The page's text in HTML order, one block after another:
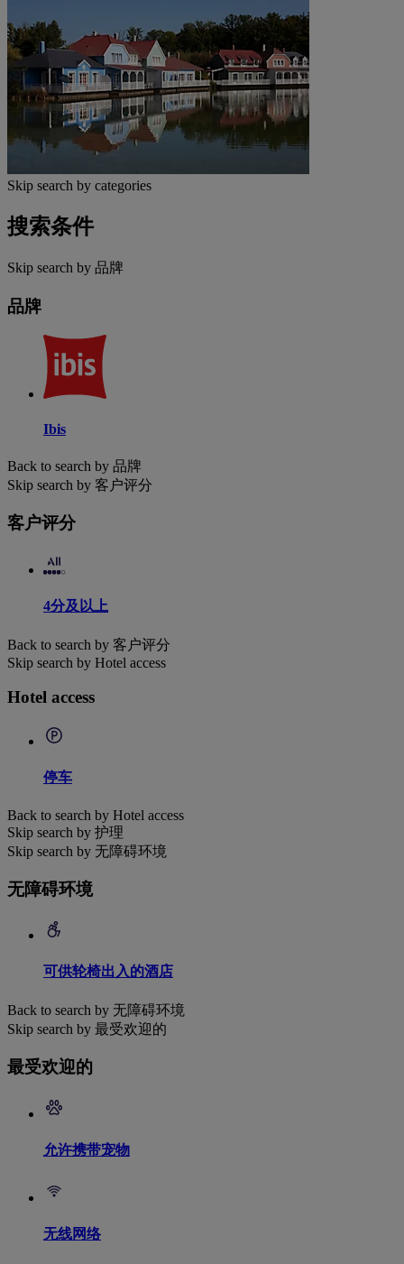
Skip search by categories
搜索条件
Skip search by 品牌
品牌
Ibis
Back to search by 品牌
Skip search by 客户评分
客户评分
4分及以上
Back to search by 客户评分
Skip search by Hotel access
Hotel access
停车
Back to search by Hotel access
Skip search by 护理
Skip search by 无障碍环境
无障碍环境
可供轮椅出入的酒店
Back to search by 无障碍环境
Skip search by 最受欢迎的
最受欢迎的
允许携带宠物
无线网络